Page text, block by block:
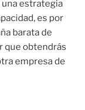
una estrategia
es por
barata de
que obtendrás
empresa de